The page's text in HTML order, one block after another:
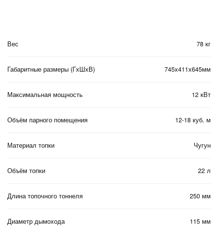
Вес 78 кг
Габаритные размеры (ГхШхВ) 745х411х645мм
Максимальная мощность 12 кВт
Объём парного помещения 12-18 куб. м
Материал топки Чугун
Объём топки 22 л
Длина топочного тоннеля 250 мм
Диаметр дымохода 115 мм